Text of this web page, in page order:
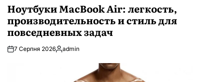
Ноутбуки MacBook Air: легкость,
производительность и стиль для
повседневных задач
7 Серпня 2026Опубліковано
admin